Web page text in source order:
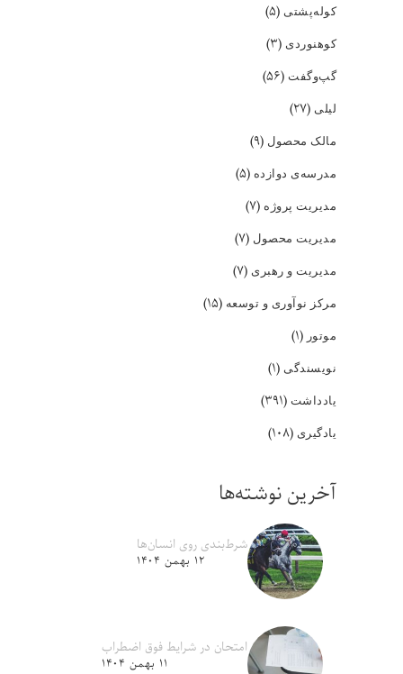
کوله‌پشتی (۵)
کوهنوردی (۳)
گپ‌و‌گفت (۵۶)
لیلی (۲۷)
مالک محصول (۹)
مدرسه‌ی دوازده (۵)
مدیریت پروژه (۷)
مدیریت محصول (۷)
مدیریت و رهبری (۷)
مرکز نوآوری و توسعه (۱۵)
موتور (۱)
نویسندگی (۱)
یادداشت (۳۹۱)
یادگیری (۱۰۸)
آخرین نوشته‌ها
شرط‌بندی روی انسان‌ها
۱۲ بهمن ۱۴۰۴
امتحان در شرایط فوق اضطراب
۱۱ بهمن ۱۴۰۴